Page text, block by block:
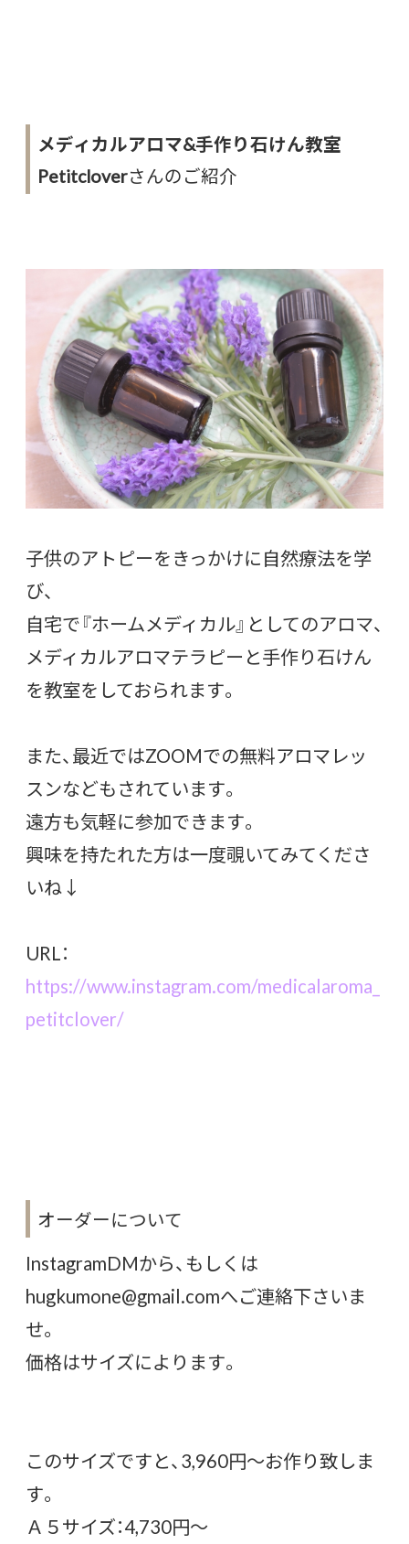
メディカルアロマ&手作り石けん教室
Petitcloverさんのご紹介
子供のアトピーをきっかけに自然療法を学
び、
自宅で『ホームメディカル』としてのアロマ、
メディカルアロマテラピーと手作り石けん
を教室をしておられます。
また、最近ではZOOMでの無料アロマレッ
スンなどもされています。
遠方も気軽に参加できます。
興味を持たれた方は一度覗いてみてくださ
いね↓
URL：
https://www.instagram.com/medicalaroma_
petitclover/
オーダーについて
InstagramDMから、もしくは
hugkumone@gmail.comへご連絡下さいま
せ。
価格はサイズによります。
このサイズですと、3,960円～お作り致しま
す。
Ａ５サイズ：4,730円～